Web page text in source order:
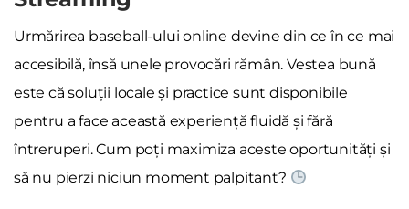
Urmărirea baseball-ului online devine din ce în ce mai
accesibilă, însă unele provocări rămân. Vestea bună
este că soluții locale și practice sunt disponibile
pentru a face această experiență fluidă și fără
întreruperi. Cum poți maximiza aceste oportunități și
să nu pierzi niciun moment palpitant?